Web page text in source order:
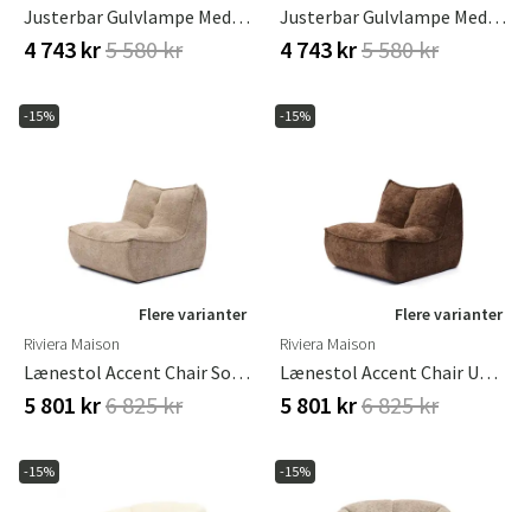
Justerbar Gulvlampe Med Travertinfod Arum Black
4 743 kr5 580 kr
Justerbar Gulvlampe Med Travertinfod Arum Cashmere
4 743 kr5 580 kr
-15%
Flere varianter
Riviera Maison
Lænestol Accent Chair Soft Walnut
5 801 kr6 825 kr
-15%
Flere varianter
Riviera Maison
Lænestol Accent Chair Umber Brown
5 801 kr6 825 kr
-15% -15%